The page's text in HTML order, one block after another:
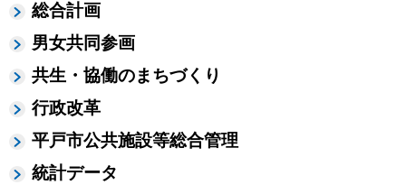
総合計画
男女共同参画
共生・協働のまちづくり
行政改革
平戸市公共施設等総合管理
統計データ